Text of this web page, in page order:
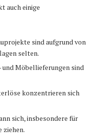
auch einige
sind aufgrund von
selten.
Möbellieferungen sind
konzentrieren sich
sich, insbesondere für
ziehen.